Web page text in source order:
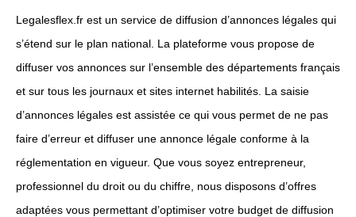
Legalesflex.fr est un service de diffusion d’annonces légales qui
s’étend sur le plan national. La plateforme vous propose de
diffuser vos annonces sur l’ensemble des départements français
et sur tous les journaux et sites internet habilités. La saisie
d’annonces légales est assistée ce qui vous permet de ne pas
faire d’erreur et diffuser une annonce légale conforme à la
réglementation en vigueur. Que vous soyez entrepreneur,
professionnel du droit ou du chiffre, nous disposons d’offres
adaptées vous permettant d’optimiser votre budget de diffusion